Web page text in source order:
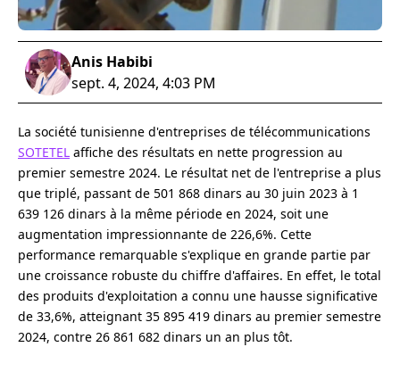
Anis Habibi
sept. 4, 2024, 4:03 PM
La société tunisienne d'entreprises de télécommunications
SOTETEL affiche des résultats en nette progression au
premier semestre 2024. Le résultat net de l'entreprise a plus
que triplé, passant de 501 868 dinars au 30 juin 2023 à 1
639 126 dinars à la même période en 2024, soit une
augmentation impressionnante de 226,6%. Cette
performance remarquable s'explique en grande partie par
une croissance robuste du chiffre d'affaires. En effet, le total
des produits d'exploitation a connu une hausse significative
de 33,6%, atteignant 35 895 419 dinars au premier semestre
2024, contre 26 861 682 dinars un an plus tôt.